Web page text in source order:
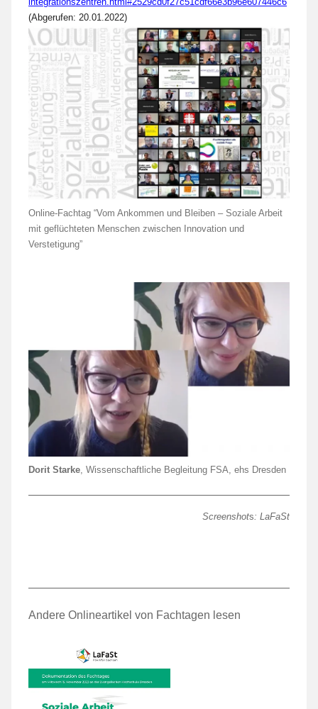
(Abgerufen: 20.01.2022)
Online-Fachtag “Vom Ankommen und Bleiben – Soziale Arbeit
mit geflüchteten Menschen zwischen Innovation und
Verstetigung”
Dorit Starke , Wissenschaftliche Begleitung FSA, ehs Dresden
Screenshots: LaFaSt
Andere Onlineartikel von Fachtagen lesen